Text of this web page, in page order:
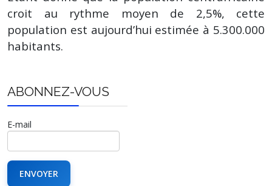
croit au rythme moyen de 2,5%, cette
population est aujourd’hui estimée à 5.300.000
habitants.
ABONNEZ-VOUS
E-mail